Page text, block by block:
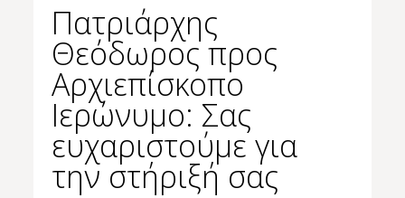
Πατριάρχης
Θεόδωρος προς
Αρχιεπίσκοπο
Ιερώνυμο: Σας
ευχαριστούμε για
την στήριξή σας